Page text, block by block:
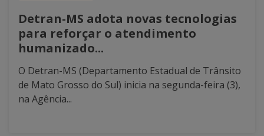
Detran-MS adota novas tecnologias
para reforçar o atendimento
humanizado...
O Detran-MS (Departamento Estadual de Trânsito
de Mato Grosso do Sul) inicia na segunda-feira (3),
na Agência...